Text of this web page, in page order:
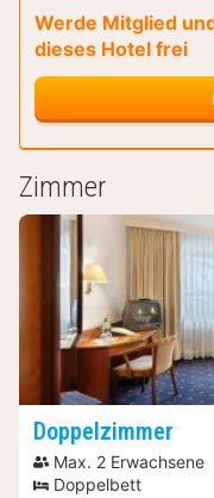
Werde Mitglied
dieses Hotel frei
Zimmer
Doppelzimmer
Max. 2 Erwachsene
Doppelbett